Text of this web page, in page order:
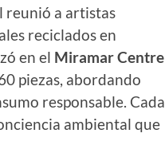
reunió a artistas
reciclados en
en el Miramar Centre
piezas, abordando
responsable. Cada
ambiental que